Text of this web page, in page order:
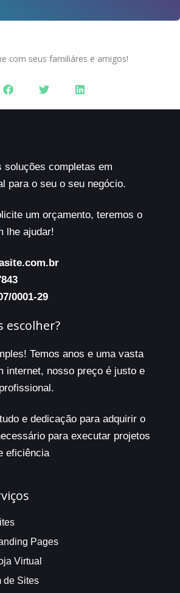
com seus familiáres e amigos!
soluções completas em
para o seu o seu negócio.
um orçamento, teremos o
lhe ajudar!
0001-29
escolher?
Temos anos e uma vasta
internet, nosso preço é justo e
e dedicação para adquirir o
para executar projetos
eficiência
Pages
Virtual
de Sites